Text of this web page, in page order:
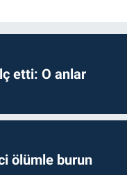
etti: O anlar
ölümle burun